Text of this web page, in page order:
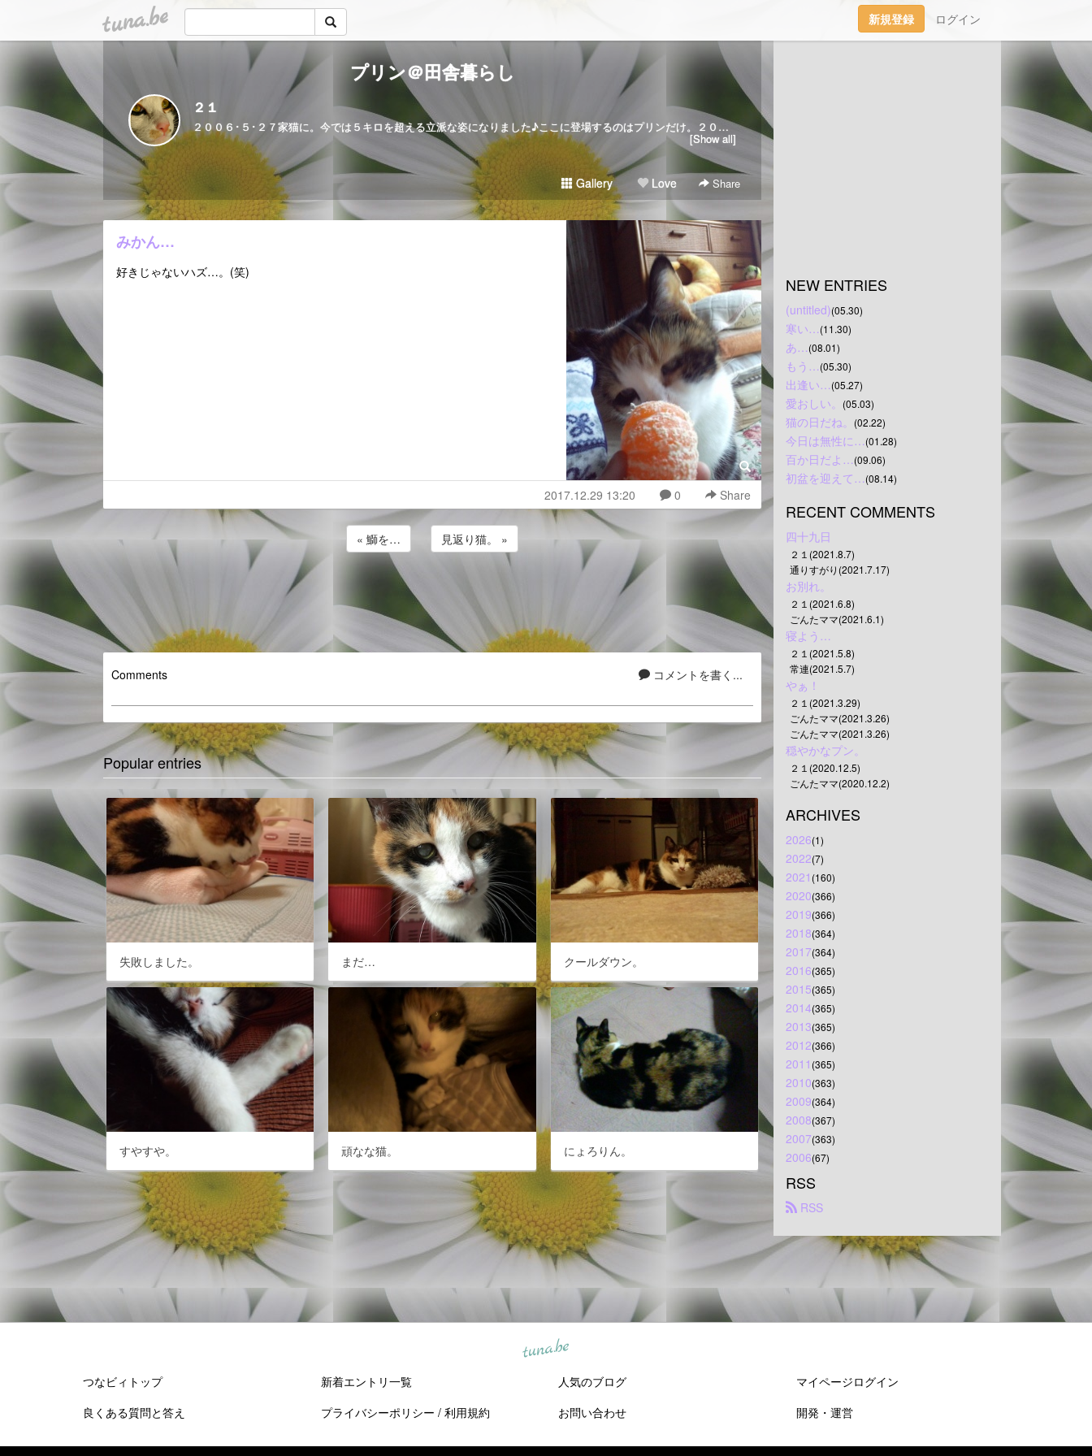
tuna.be 新規登録 ログイン
プリン＠田舎暮らし
２１
２００６･５･２７家猫に。今では５キロを超える立派な姿になりました♪ここに登場するのはプリンだけ。２０２１･５･３０虹の橋を渡りました｡
[Show all]
Gallery Love Share
みかん…
好きじゃないハズ…。(笑)
2017.12.29 13:20 0 Share
« 鰤を… 見返り猫。 »
コメントを書く...
Comments
Popular entries
失敗しました。 まだ… クールダウン。
すやすや。 頑なな猫。 にょろりん。
NEW ENTRIES
(untitled)(05.30)
寒い…(11.30)
あ…(08.01)
もう…(05.30)
出逢い…(05.27)
愛おしい。 (05.03)
猫の日だね。 (02.22)
今日は無性に…(01.28)
百か日だよ…(09.06)
初盆を迎えて…(08.14)
RECENT COMMENTS
四十九日
２１(2021.8.7)
通りすがり(2021.7.17)
お別れ。
２１(2021.6.8)
ごんたママ(2021.6.1)
寝よう…
２１(2021.5.8)
常連(2021.5.7)
やぁ！
２１(2021.3.29)
ごんたママ(2021.3.26)
ごんたママ(2021.3.26)
穏やかなプン。
２１(2020.12.5)
ごんたママ(2020.12.2)
ARCHIVES
2026(1)
2022(7)
2021 (160)
2020(366)
2019(366)
2018(364)
2017(364)
2016(365)
2015(365)
2014(365)
2013(365)
2012(366)
2011 (365)
2010(363)
2009(364)
2008(367)
2007(363)
2006(67)
RSS
RSS
tuna.be
つなビィトップ 新着エントリ一覧 人気のブログ
マイページログイン
良くある質問と答え
プライバシーポリシー / 利用規約 お問い合わせ 開発・運営